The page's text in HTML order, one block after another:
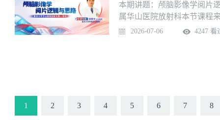
本期讲题：颅脑影像学阅片
属华山医院放射科本节课程
戳我进入学习页面
2026-07-06 4247 看
1 2 3 4 5 6 7 8